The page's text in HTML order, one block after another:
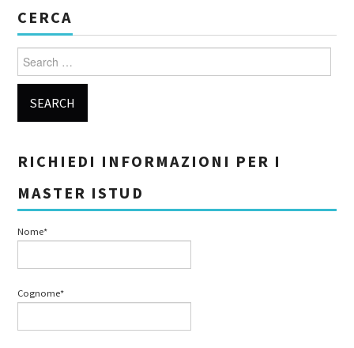
CERCA
Search for:
RICHIEDI INFORMAZIONI PER I
MASTER ISTUD
Nome*
Cognome*